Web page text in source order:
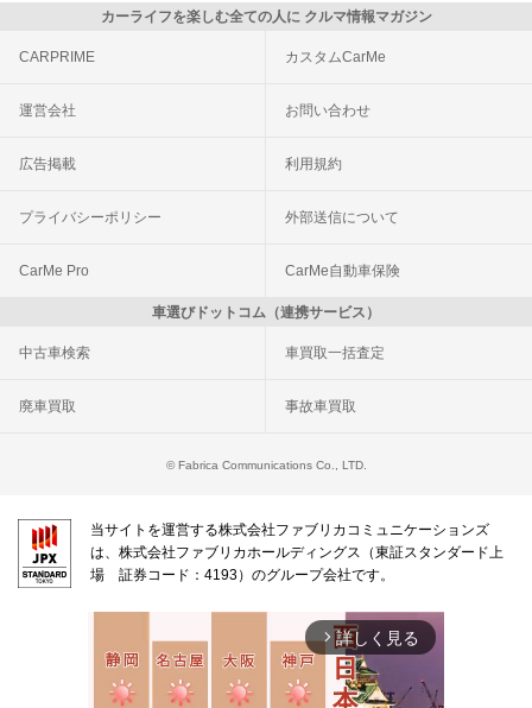
カーライフを楽しむ全ての人に クルマ情報マガジン
CARPRIME カスタムCarMe
運営会社 お問い合わせ
広告掲載 利用規約
プライバシーポリシー 外部送信について
CarMe Pro CarMe自動車保険
車選びドットコム（連携サービス）
中古車検索 車買取一括査定
廃車買取 事故車買取
© Fabrica Communications Co., LTD.
当サイトを運営する株式会社ファブリカコミュニケーションズ
は、株式会社ファブリカホールディングス（東証スタンダード上
場 証券コード：4193）のグループ会社です。
arrow_forward_ios 詳しく見る